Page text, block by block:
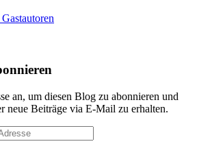
an, um diesen Blog zu abonnieren und
neue Beiträge via E-Mail zu erhalten.